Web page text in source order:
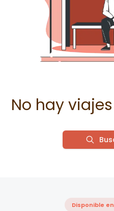
No hay
Disponible